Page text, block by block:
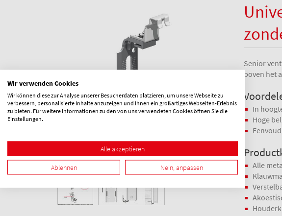
Senior
boven het
In
Hoge
Alle
Wir verwenden Cookies
Wir können diese zur Analyse unserer Besucherdaten platzieren, um unsere Webseite zu
verbessern, personalisierte Inhalte anzuzeigen und Ihnen ein großartiges Webseiten-Erlebnis
zu bieten. Für weitere Informationen zu den von uns verwendeten Cookies öffnen Sie die
Einstellungen.
Alle akzeptieren
Ablehnen Nein, anpassen